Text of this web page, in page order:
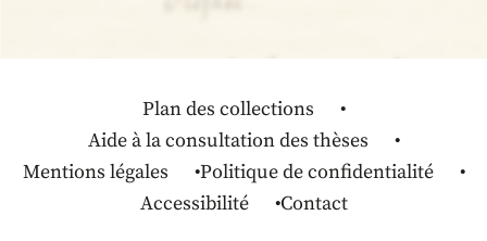
Plan des collections
Aide à la consultation des thèses
Mentions légales
Politique de confidentialité
Accessibilité
Contact